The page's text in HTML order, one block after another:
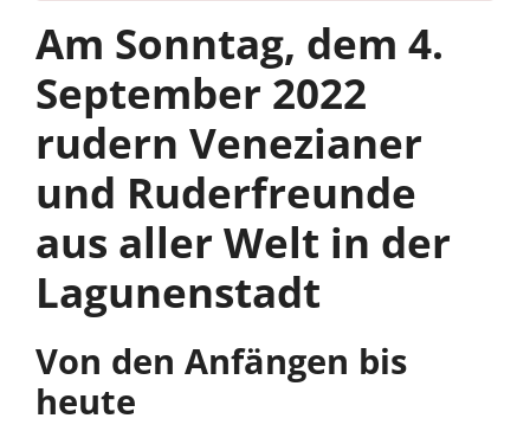
Am Sonntag, dem 4.
September 2022
rudern Venezianer
und Ruderfreunde
aus aller Welt in der
Lagunenstadt
Von den Anfängen bis
heute